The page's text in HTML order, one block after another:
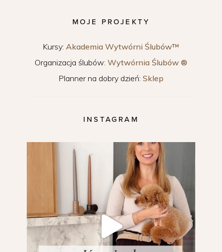
MOJE PROJEKTY
Kursy: Akademia Wytwórni Ślubów™
Organizacja ślubów: Wytwórnia Ślubów ®
Planner na dobry dzień: Sklep
INSTAGRAM